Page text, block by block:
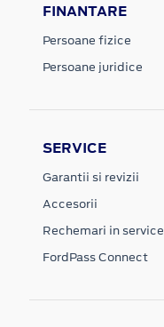
FINANTARE
Persoane fizice
Persoane juridice
SERVICE
Garantii si revizii
Accesorii
Rechemari in service
FordPass Connect